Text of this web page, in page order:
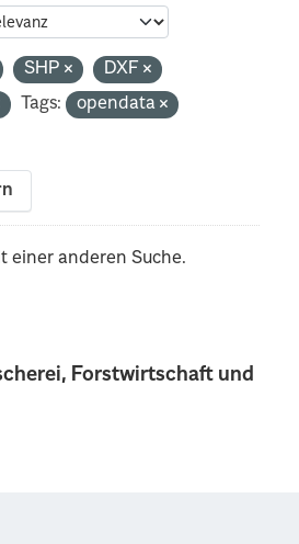
Forstwirtschaft und
SHP
DXF
Tags:
opendata
einer anderen Suche.